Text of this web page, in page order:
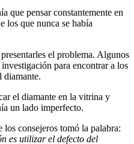
que pensar constantemente en
los que nunca se había
el problema. Algunos
para encontrar a los
diamante.
el diamante en la vitrina y
un lado imperfecto.
consejeros tomó la palabra:
es utilizar el defecto del